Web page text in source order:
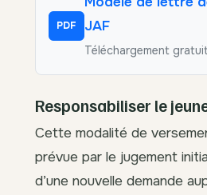
PDF
JAF
Téléchargement
Responsabiliser le
Cette modalité de
prévue par le jugement
d’une nouvelle demande